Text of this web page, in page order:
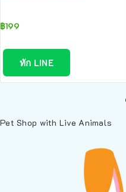
฿199
ทัก LINE
Pet Shop with Live Animals